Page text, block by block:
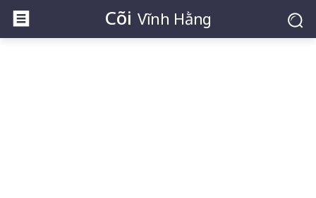
Cõi Vĩnh Hằng